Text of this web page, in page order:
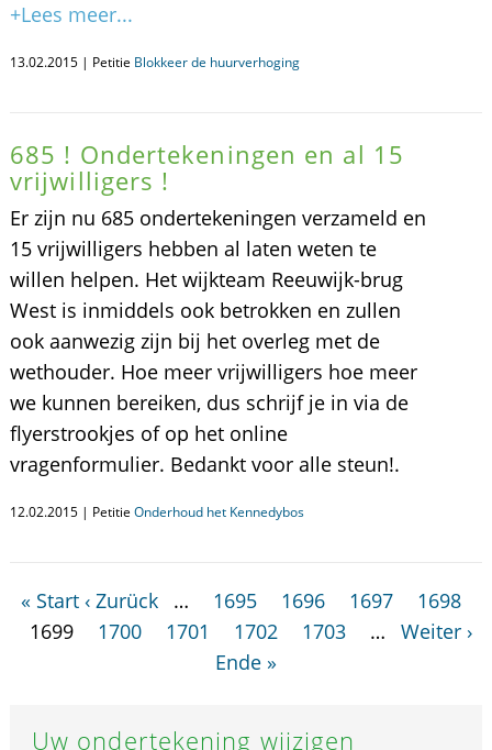
+Lees meer...
13.02.2015 | Petitie Blokkeer de huurverhoging
685 ! Ondertekeningen en al 15
vrijwilligers !
Er zijn nu 685 ondertekeningen verzameld en
15 vrijwilligers hebben al laten weten te
willen helpen. Het wijkteam Reeuwijk-brug
West is inmiddels ook betrokken en zullen
ook aanwezig zijn bij het overleg met de
wethouder. Hoe meer vrijwilligers hoe meer
we kunnen bereiken, dus schrijf je in via de
flyerstrookjes of op het online
vragenformulier. Bedankt voor alle steun!.
12.02.2015 | Petitie Onderhoud het Kennedybos
« Start ‹ Zurück … 1695 1696 1697
1698
1699
1700 1701 1702 1703 …
Weiter ›
Ende »
Uw ondertekening wijzigen